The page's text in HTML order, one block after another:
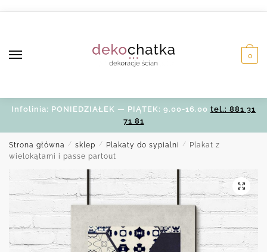
0
Infolinia: PONIEDZIAŁEK — PIĄTEK: 9.00-16.00 tel.: 881 31
71 81
Strona główna / sklep / Plakaty do sypialni /
Plakat z
wielokątami i passe partout